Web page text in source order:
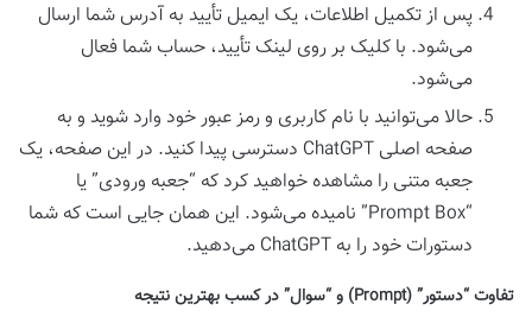
پس از تکمیل اطلاعات، یک ایمیل تأیید به آدرس شما ارسال
می‌شود. با کلیک بر روی لینک تأیید، حساب شما فعال
می‌شود.
حالا می‌توانید با نام کاربری و رمز عبور خود وارد شوید و به
صفحه اصلی ChatGPT دسترسی پیدا کنید. در این صفحه، یک
جعبه متنی را مشاهده خواهید کرد که “جعبه ورودی” یا
“Prompt Box” نامیده می‌شود. این همان جایی است که شما
دستورات خود را به ChatGPT می‌دهید.
تفاوت “دستور” (Prompt) و “سوال” در کسب بهترین نتیجه